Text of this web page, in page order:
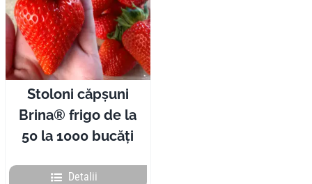
Pliante
Contact
Contul meu
Coșul meu
Stoloni căpșuni
Brina® frigo de la
50 la 1000 bucăți
Detalii